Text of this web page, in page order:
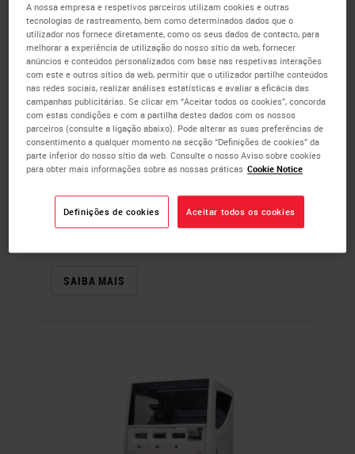
BOND-PRIME
Aliando a capacidade de produzir uma
coloração de IHQ nítida de alta qualidade
com tempo médio de execução de lâminas
de IHQ de 90 minutos, a plataforma de
coloração BOND‐PRIME permite-lhesuperar
as expetativasem termos de qualidade,
diagnóstico.
SAIBA MAIS
A nossa empresa e respetivos parceiros utilizam cookies e outras
tecnologias de rastreamento, bem como determinados dados que o
utilizador nos fornece diretamente, como os seus dados de contacto, para
melhorar a experiência de utilização do nosso sítio da web, fornecer
anúncios e conteúdos personalizados com base nas respetivas interações
com este e outros sítios da web, permitir que o utilizador partilhe conteúdos
nas redes sociais, realizar análises estatísticas e avaliar a eficácia das
campanhas publicitárias. Se clicar em “Aceitar todos os cookies”, concorda
com estas condições e com a partilha destes dados com os nossos
parceiros (consulte a ligação abaixo). Pode alterar as suas preferências de
consentimento a qualquer momento na secção “Definições de cookies” da
parte inferior do nosso sítio da web. Consulte o nosso Aviso sobre cookies
para obter mais informações sobre as nossas práticas Cookie Notice
Definições de cookies Aceitar todos os cookies